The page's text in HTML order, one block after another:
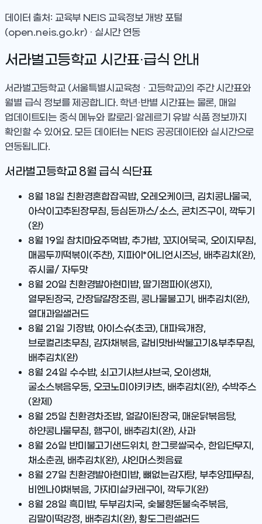
데이터 출처: 교육부 NEIS 교육정보 개방 포털
(open.neis.go.kr) · 실시간 연동
서라벌고등학교 시간표·급식 안내
서라벌고등학교(서울특별시교육청 · 고등학교)의 주간 시간표와
월별 급식 정보를 제공합니다. 학년·반별 시간표는 물론, 매일
업데이트되는 중식 메뉴와 칼로리·알레르기 유발 식품 정보까지
확인할 수 있어요. 모든 데이터는 NEIS 공공데이터와 실시간으로
연동됩니다.
서라벌고등학교 8월 급식 식단표
8월 18일 친환경혼합잡곡밥, 오레오케이크, 김치콩나물국,
아삭이고추된장무침, 등심돈까스/소스, 콘치즈구이, 깍두기
(완)
8월 19일 참치마요주먹밥, 추가밥, 꼬지어묵국, 오이지무침,
매콤두끼떡볶이(주찬), 지파이*어니언시즈닝, 배추김치(완),
쥬시쿨/ 자두맛
8월 20일 친환경발아현미밥, 딸기잼파이(생지),
열무된장국, 간장달걀장조림, 콩나물불고기, 배추김치(완),
열대과일샐러드
8월 21일 기장밥, 아이스슈(초코), 대파육개장,
브로컬리초무침, 감자채볶음, 갈비맛바싹불고기&부추무침,
배추김치(완)
8월 24일 수수밥, 쇠고기샤브샤브국, 오이생채,
굴소스볶음우동, 오코노미야키카츠, 배추김치(완), 수박주스
(완제)
8월 25일 친환경차조밥, 얼갈이된장국, 매운닭볶음탕,
하얀콩나물무침, 햄구이, 배추김치(완), 사과
8월 26일 반미불고기샌드위치, 한그릇쌀국수, 한입단무지,
채소춘권, 배추김치(완), 샤인머스켓음료
8월 27일 친환경발아현미밥, 뼈없는감자탕, 부추양파무침,
비엔나야채볶음, 가자미살카레구이, 깍두기(완)
8월 28일 흑미밥, 두부김치국, 숯불향돈불숙주볶음,
김말이떡강정, 배추김치(완), 황도그린샐러드